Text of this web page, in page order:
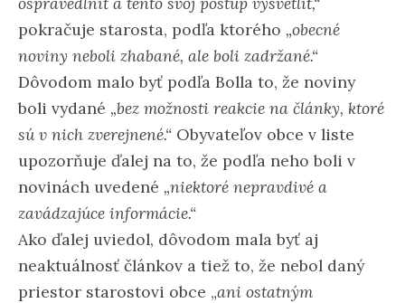
pokračuje starosta, podľa ktorého „obecné
noviny neboli zhabané, ale boli zadržané.“
Dôvodom malo byť podľa Bolla to, že noviny
boli vydané „bez možnosti reakcie na články, ktoré
sú v nich zverejnené.“ Obyvateľov obce v liste
upozorňuje ďalej na to, že podľa neho boli v
novinách uvedené „niektoré nepravdivé a
zavádzajúce informácie.“
Ako ďalej uviedol, dôvodom mala byť aj
neaktuálnosť článkov a tiež to, že nebol daný
priestor starostovi obce „ani ostatným